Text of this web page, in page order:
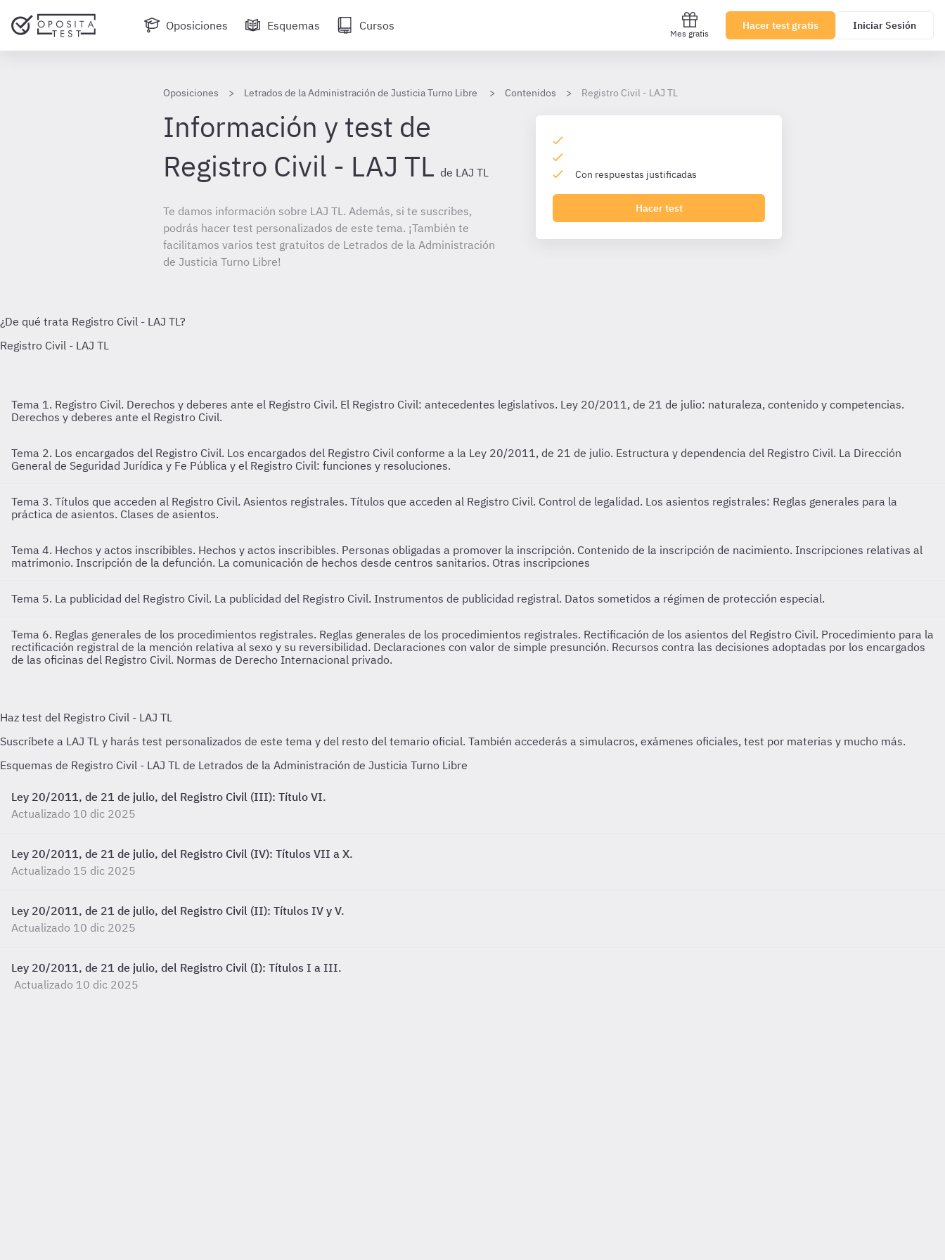
Oposiciones Esquemas Cursos
Mes gratis
Hacer test gratis Iniciar Sesión
Oposiciones Letrados de la Administración de Justicia Turno Libre Contenidos Registro Civil - LAJ TL
Información y test de
Registro Civil - LAJ TL de LAJ TL
Te damos información sobre LAJ TL. Además, si te suscribes,
podrás hacer test personalizados de este tema. ¡También te
facilitamos varios test gratuitos de Letrados de la Administración
de Justicia Turno Libre!
Con respuestas justificadas
Hacer test
Tema 1. Registro Civil. Derechos y deberes ante el Registro Civil. El Registro Civil: antecedentes legislativos. Ley 20/2011, de 21 de julio: naturaleza, contenido y competencias.
Derechos y deberes ante el Registro Civil.
Tema 2. Los encargados del Registro Civil. Los encargados del Registro Civil conforme a la Ley 20/2011, de 21 de julio. Estructura y dependencia del Registro Civil. La Dirección
General de Seguridad Jurídica y Fe Pública y el Registro Civil: funciones y resoluciones.
Tema 3. Títulos que acceden al Registro Civil. Asientos registrales. Títulos que acceden al Registro Civil. Control de legalidad. Los asientos registrales: Reglas generales para la
práctica de asientos. Clases de asientos.
Tema 4. Hechos y actos inscribibles. Hechos y actos inscribibles. Personas obligadas a promover la inscripción. Contenido de la inscripción de nacimiento. Inscripciones relativas al
matrimonio. Inscripción de la defunción. La comunicación de hechos desde centros sanitarios. Otras inscripciones
Tema 5. La publicidad del Registro Civil. La publicidad del Registro Civil. Instrumentos de publicidad registral. Datos sometidos a régimen de protección especial.
Tema 6. Reglas generales de los procedimientos registrales. Reglas generales de los procedimientos registrales. Rectificación de los asientos del Registro Civil. Procedimiento para la
rectificación registral de la mención relativa al sexo y su reversibilidad. Declaraciones con valor de simple presunción. Recursos contra las decisiones adoptadas por los encargados
de las oficinas del Registro Civil. Normas de Derecho Internacional privado.
Esquemas de Registro Civil - LAJ TL de Letrados de la Administración de Justicia Turno Libre
Ley 20/2011, de 21 de julio, del Registro Civil (III): Título VI.
Actualizado 10 dic 2025
Ley 20/2011, de 21 de julio, del Registro Civil (IV): Títulos VII a X.
Actualizado 15 dic 2025
Ley 20/2011, de 21 de julio, del Registro Civil (II): Títulos IV y V.
Actualizado 10 dic 2025
Ley 20/2011, de 21 de julio, del Registro Civil (I): Títulos I a III.
Actualizado 10 dic 2025